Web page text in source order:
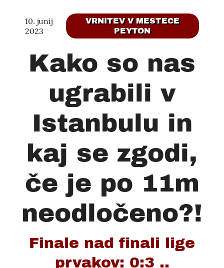
10. junij
2023
VRNITEV V MESTECE
PEYTON
Kako so nas
ugrabili v
Istanbulu in
kaj se zgodi,
če je po 11m
neodločeno?!
Finale nad finali lige
prvakov: 0:3 ..